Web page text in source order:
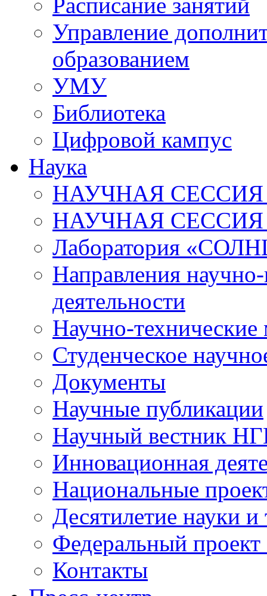
Управление
образованием
УМУ
Библиотека
Цифровой кампус
Наука
НАУЧНАЯ СЕССИЯ
НАУЧНАЯ
Лаборатория
Направления научно-
деятельности
Научно-технические
Студенческое
Документы
Научные публикации
Научный вестник
Инновационная
Национальные
Десятилетие науки и
Федеральный
Контакты